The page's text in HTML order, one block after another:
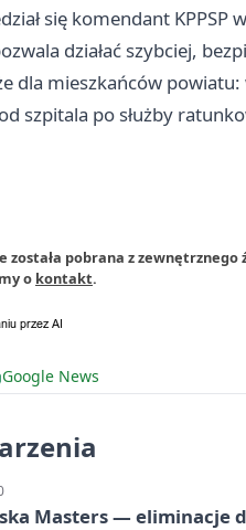
się komendant KPPSP
działać szybciej,
dla mieszkańców
szpitala po służby
pobrana z zewnętrznego
o kontakt.
Google News
Masters — eliminacje